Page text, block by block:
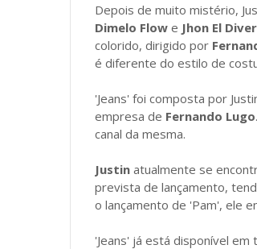
Depois de muito mistério,
Dimelo Flow e Jhon El Diver
colorido, dirigido por
é diferente do estilo de
'Jeans' foi composta por
empresa de Fernando Lugo
canal da mesma.
Justin atualmente se
prevista de lançamento,
o lançamento de 'Pam', ele
'Jeans' já está disponível em